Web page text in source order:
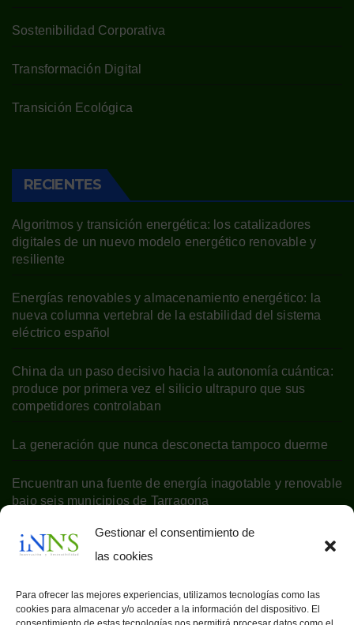
Gestionar el consentimiento de
las cookies
Para ofrecer las mejores experiencias, utilizamos tecnologías como las
cookies para almacenar y/o acceder a la información del dispositivo. El
Sostenibilidad Corporativa
Transformación Digital
Transición Ecológica
RECIENTES
Algoritmos y transición energética: los catalizadores
digitales de un nuevo modelo energético renovable y
resiliente
Energías renovables y almacenamiento energético: la
nueva columna vertebral de la estabilidad del sistema
eléctrico español
China da un paso decisivo hacia la autonomía cuántica:
produce por primera vez el silicio ultrapuro que sus
competidores controlaban
La generación que nunca desconecta tampoco duerme
Encuentran una fuente de energía inagotable y renovable
bajo seis municipios de Tarragona